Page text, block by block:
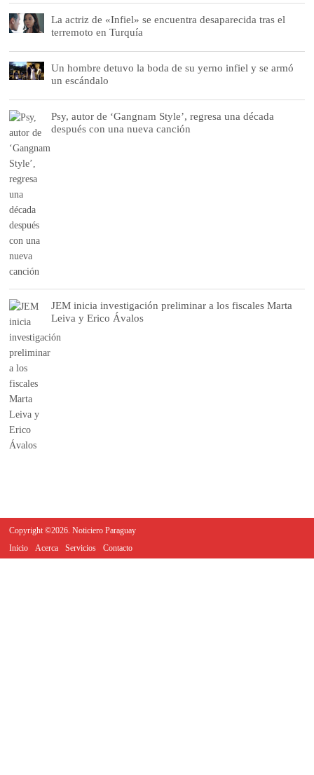
La actriz de «Infiel» se encuentra desaparecida tras el
terremoto en Turquía
Un hombre detuvo la boda de su yerno infiel y se armó
un escándalo
Psy, autor de ‘Gangnam Style’, regresa una década
después con una nueva canción
JEM inicia investigación preliminar a los fiscales Marta
Leiva y Erico Ávalos
Copyright ©2026. Noticiero Paraguay
Inicio
Acerca Servicios Contacto